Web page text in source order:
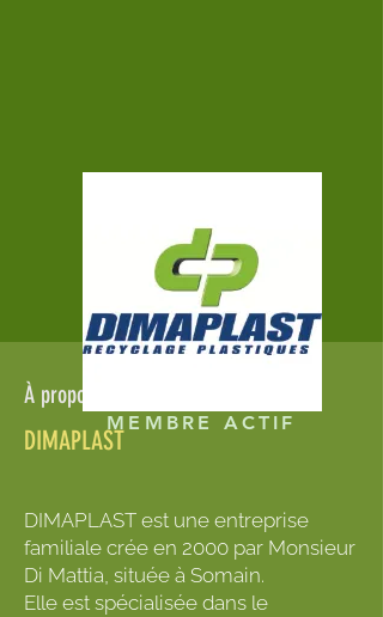
À propos de
DIMAPLAST
DIMAPLAST est une entreprise
familiale crée en 2000 par Monsieur
Di Mattia, située à Somain.
Elle est spécialisée dans le
MEMBRE ACTIF